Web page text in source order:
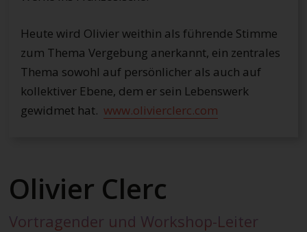
Heute wird Olivier weithin als führende Stimme
zum Thema Vergebung anerkannt, ein zentrales
Thema sowohl auf persönlicher als auch auf
kollektiver Ebene, dem er sein Lebenswerk
gewidmet hat. www.olivierclerc.com
Olivier Clerc
Vortragender und Workshop-Leiter